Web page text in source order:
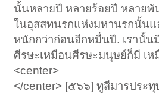
นั้นหลายปี หลายร้อยปี หลายพั
ในอุสสทนรกแห่งมหานรกนั้นแ
หนักกว่าก่อนอีกหมื่นปี. เรานั้น
ศีรษะเหมือนศีรษะมนุษย์ก็มี เ
<center>
</center> [๕๖๖] ทูสีมารประทุ